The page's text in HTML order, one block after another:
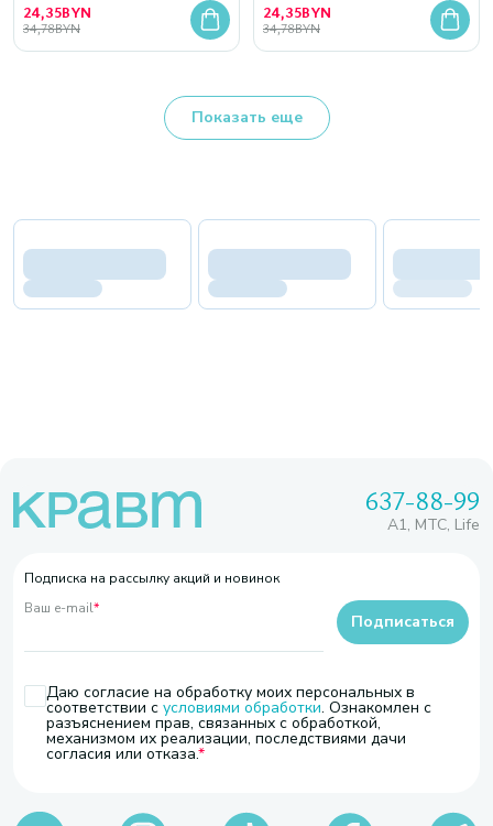
24,35BYN
34,78BYN
24,35BYN
34,78BYN
Показать еще
637-88-99
A1, МТС, Life
Подписка на рассылку акций и новинок
Ваш e-mail*
Даю согласие на обработку моих персональных в
соответствии с условиями обработки. Ознакомлен с
разъяснением прав, связанных с обработкой,
механизмом их реализации, последствиями дачи
согласия или отказа.
Подписаться